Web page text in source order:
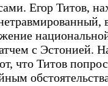
Егор Титов,
с Эстонией.
что Титов